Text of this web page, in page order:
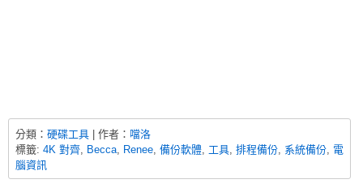
分類： 硬碟工具 | 作者： 噹洛
標籤: 4K 對齊 Becca Renee 備份軟體 工具 排程備份 系統備份 電
腦資訊